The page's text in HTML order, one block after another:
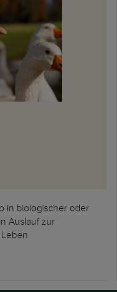
in biologischer oder
Auslauf zur